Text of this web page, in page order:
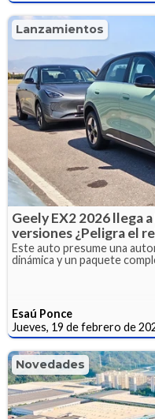
Lanzamientos
Geely EX2 2026 llega
versiones ¿Peligra el
Este auto presume una
dinámica y un paquete
Esaú Ponce
Jueves, 19 de febrero de
Novedades